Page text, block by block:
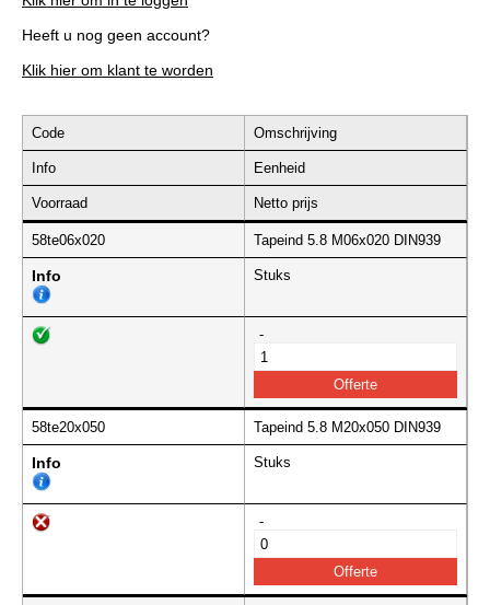
Heeft u nog geen account?
Klik hier om klant te worden
Code Omschrijving
Info Eenheid
Voorraad Netto prijs
58te06x020 Tapeind 5.8 M06x020 DIN939
Info Stuks
-
58te20x050 Tapeind 5.8 M20x050 DIN939
Info Stuks
-